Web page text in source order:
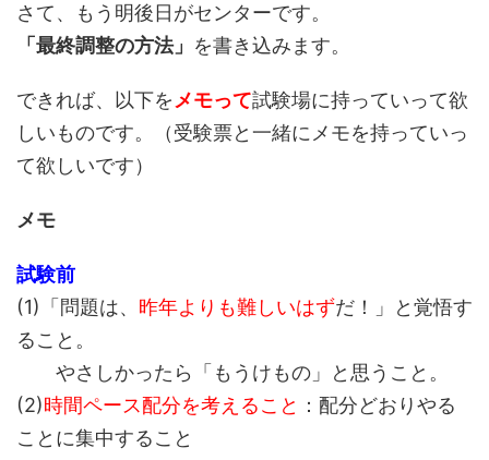
さて、もう明後日がセンターです。
「最終調整の方法」 を書き込みます。
できれば、以下を メモって試験場に持っていって欲
しいものです。（受験票と一緒にメモを持っていっ
て欲しいです）
メモ
試験前
(1)「問題は、 昨年よりも難しいはずだ！」と覚悟す
ること。
やさしかったら「もうけもの」と思うこと。
(2)時間ペース配分を考えること ：配分どおりやる
ことに集中すること